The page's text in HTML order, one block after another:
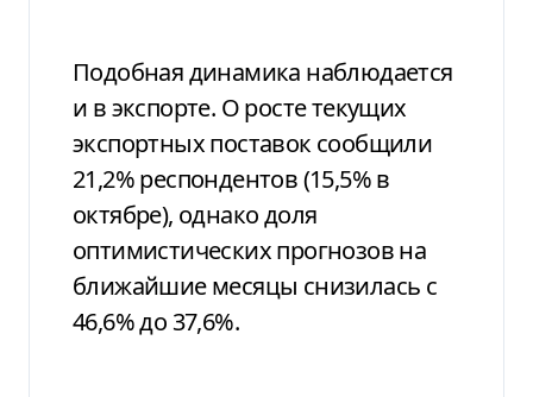
Подобная динамика наблюдается
и в экспорте. О росте текущих
экспортных поставок сообщили
21,2% респондентов (15,5% в
октябре), однако доля
оптимистических прогнозов на
ближайшие месяцы снизилась с
46,6% до 37,6%.